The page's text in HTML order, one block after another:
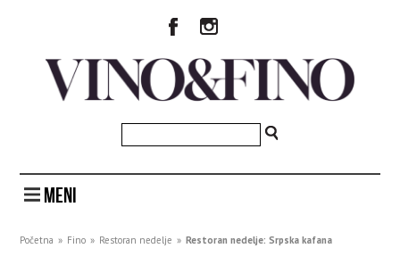
MENI
Početna » Fino » Restoran nedelje » Restoran nedelje: Srpska kafana